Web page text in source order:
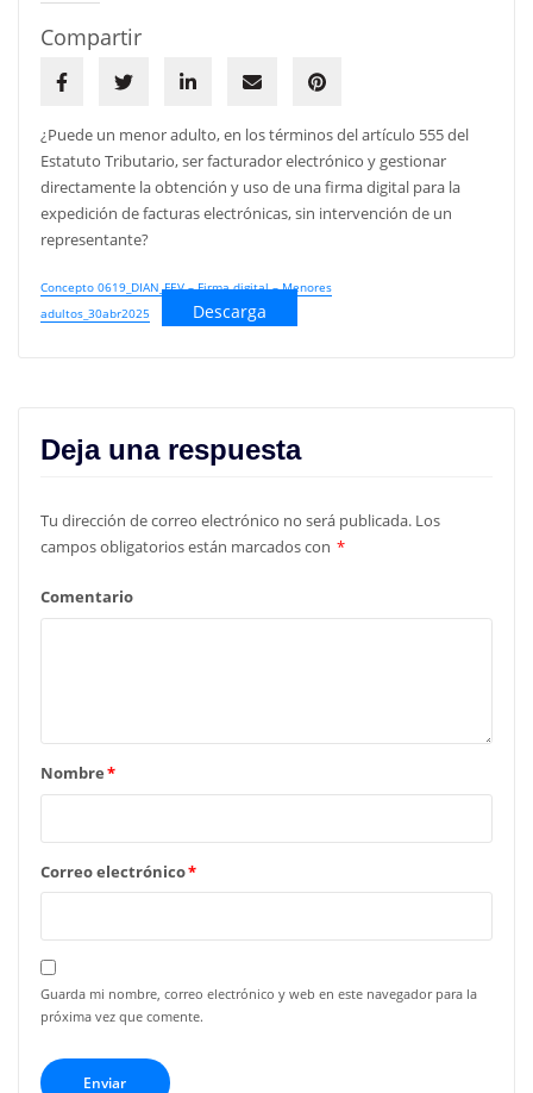
Compartir
¿Puede un menor adulto, en los términos del artículo 555 del
Estatuto Tributario, ser facturador electrónico y gestionar
directamente la obtención y uso de una firma digital para la
expedición de facturas electrónicas, sin intervención de un
representante?
Concepto 0619_DIAN_FEV – Firma digital – Menores
adultos_30abr2025
Descarga
Deja una respuesta
Tu dirección de correo electrónico no será publicada. Los
campos obligatorios están marcados con *
Comentario
Nombre*
Correo electrónico*
Guarda mi nombre, correo electrónico y web en este navegador para la
próxima vez que comente.